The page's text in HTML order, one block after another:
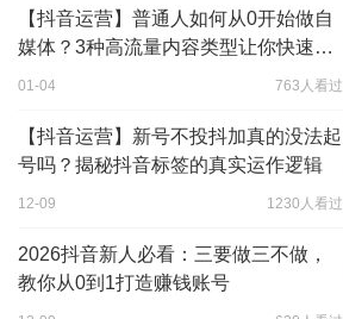
【抖音运营】普通人如何从0开始做自
媒体？3种高流量内容类型让你快速涨
粉
01-04 763人看过
【抖音运营】新号不投抖加真的没法起
号吗？揭秘抖音标签的真实运作逻辑
12-09 1230人看过
2026抖音新人必看：三要做三不做，
教你从0到1打造赚钱账号